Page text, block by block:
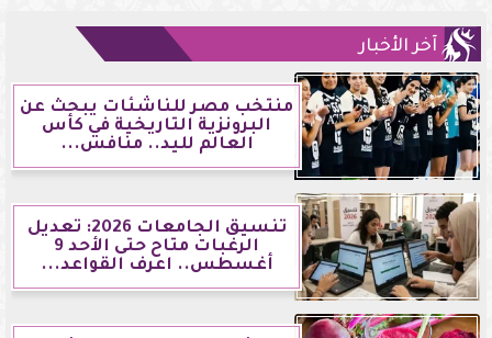
آخر الأخبار
منتخب مصر للناشئات يبحث عن
البرونزية التاريخية في كأس
العالم لليد.. منافس...
تنسيق الجامعات 2026: تعديل
الرغبات متاح حتى الأحد 9
أغسطس.. اعرف القواعد...